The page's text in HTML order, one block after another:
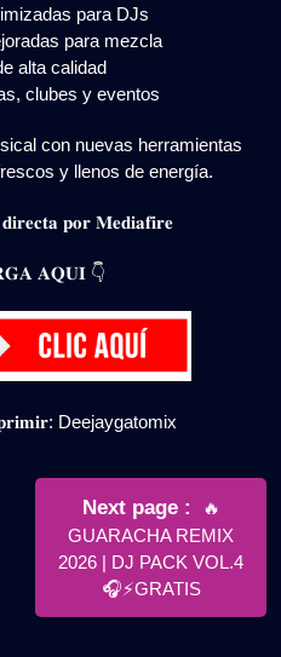
para DJs
para mezcla
alta calidad
clubes y eventos
con nuevas herramientas
y llenos de energía.
𝐩𝐨𝐫 𝐌𝐞𝐝𝐢𝐚𝐟𝐢𝐫𝐞
𝐀𝐐𝐔𝐈 👇
Deejaygatomix
Next page
Newer
Posts
🔥
GUARACHA REMIX
2026 | DJ PACK VOL.4
🎧⚡GRATIS